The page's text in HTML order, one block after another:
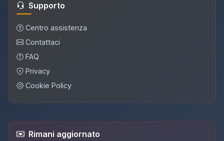
Supporto
Centro assistenza
Contattaci
FAQ
Privacy
Cookie Policy
Rimani aggiornato